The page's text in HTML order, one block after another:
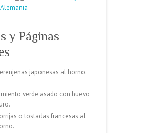
y Páginas
japonesas al horno.
verde asado con huevo
o tostadas francesas al